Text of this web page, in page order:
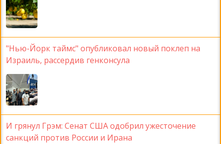
"Нью-Йорк таймс" опубликовал новый поклеп на
Израиль, рассердив генконсула
И грянул Грэм: Сенат США одобрил ужесточение
санкций против России и Ирана